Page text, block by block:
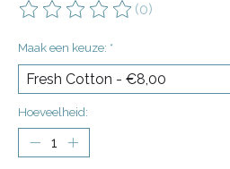
De beoordeling van dit product
(0)
Maak een keuze: *
Hoeveelheid: